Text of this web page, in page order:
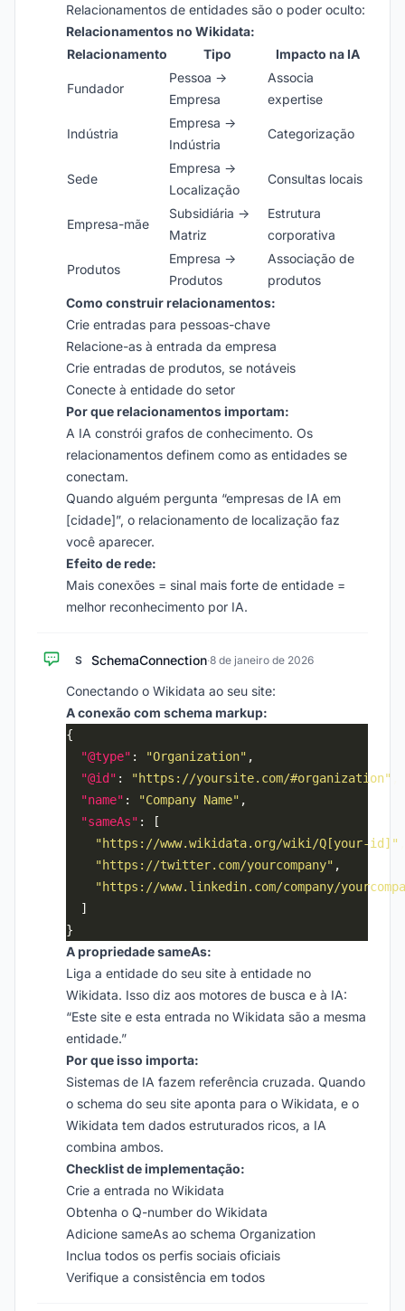
Relacionamentos de entidades são o poder oculto:
Relacionamentos no Wikidata:
Relacionamento
Tipo Impacto na IA
Fundador
Pessoa →
Empresa
Associa
expertise
Indústria
Empresa →
Indústria
Categorização
Sede
Empresa →
Localização
Consultas locais
Empresa-mãe
Subsidiária →
Matriz
Estrutura
corporativa
Produtos
Empresa →
Produtos
Associação de
produtos
Como construir relacionamentos:
Crie entradas para pessoas-chave
Relacione-as à entrada da empresa
Crie entradas de produtos, se notáveis
Conecte à entidade do setor
Por que relacionamentos importam:
A IA constrói grafos de conhecimento. Os
relacionamentos definem como as entidades se
conectam.
Quando alguém pergunta “empresas de IA em
[cidade]”, o relacionamento de localização faz
você aparecer.
Efeito de rede:
Mais conexões = sinal mais forte de entidade =
melhor reconhecimento por IA.
S SchemaConnection·8 de janeiro de 2026
Conectando o Wikidata ao seu site:
A conexão com schema markup:
"@type" : "Organization"
"@id" : "https://yoursite.com/#organization"
"name" : "Company Name"
"sameAs"
"https://www.wikidata.org/wiki/Q[your-id]"
"https://twitter.com/yourcompany"
"https://www.linkedin.com/company/
A propriedade sameAs:
Liga a entidade do seu site à entidade no
Wikidata. Isso diz aos motores de busca e à IA:
“Este site e esta entrada no Wikidata são a mesma
entidade.”
Por que isso importa:
Sistemas de IA fazem referência cruzada. Quando
o schema do seu site aponta para o Wikidata, e o
Wikidata tem dados estruturados ricos, a IA
combina ambos.
Checklist de implementação:
Crie a entrada no Wikidata
Obtenha o Q-number do Wikidata
Adicione sameAs ao schema Organization
Inclua todos os perfis sociais oficiais
Verifique a consistência em todos